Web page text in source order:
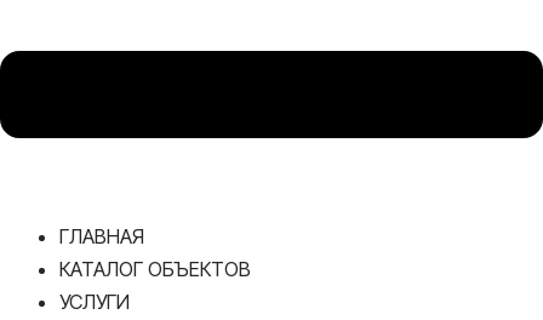
ГЛАВНАЯ
КАТАЛОГ ОБЪЕКТОВ
УСЛУГИ